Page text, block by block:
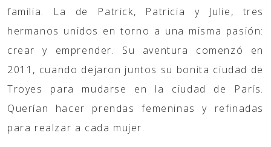
familia. La de Patrick, Patricia y Julie, tres
hermanos unidos en torno a una misma pasión:
crear y emprender. Su aventura comenzó en
2011, cuando dejaron juntos su bonita ciudad de
Troyes para mudarse en la ciudad de París.
Querían hacer prendas femeninas y refinadas
para realzar a cada mujer.